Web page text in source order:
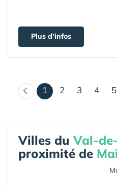
Plus d'infos
1 (courant)
2 3 4 5
Villes duVal-
proximité de